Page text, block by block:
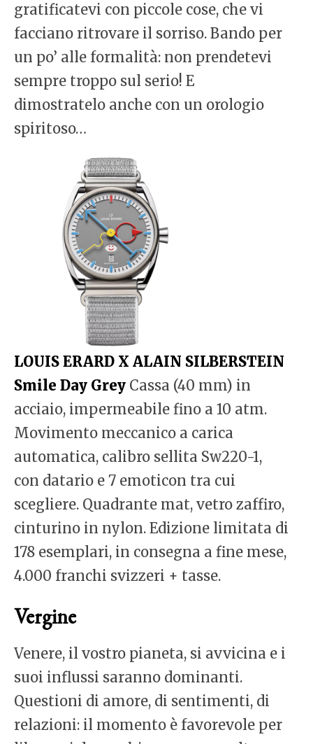
gratificatevi con piccole cose, che vi
facciano ritrovare il sorriso. Bando per
un po’ alle formalità: non prendetevi
sempre troppo sul serio! E
dimostratelo anche con un orologio
spiritoso…
LOUIS ERARD X ALAIN SILBERSTEIN
Smile Day Grey Cassa (40 mm) in
acciaio, impermeabile fino a 10 atm.
Movimento meccanico a carica
automatica, calibro sellita Sw220-1,
con datario e 7 emoticon tra cui
scegliere. Quadrante mat, vetro zaffiro,
cinturino in nylon. Edizione limitata di
178 esemplari, in consegna a fine mese,
4.000 franchi svizzeri + tasse.
Vergine
Venere, il vostro pianeta, si avvicina e i
suoi influssi saranno dominanti.
Questioni di amore, di sentimenti, di
relazioni: il momento è favorevole per